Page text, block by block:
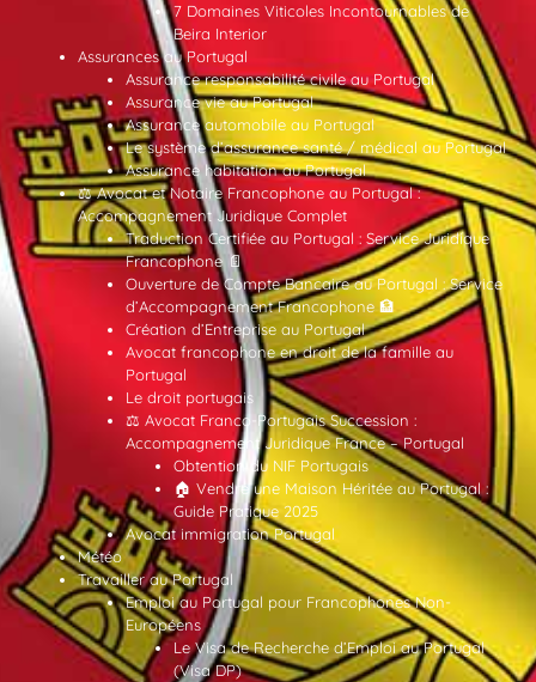
7 Domaines Viticoles Incontournables de
Beira Interior
Assurances au Portugal
Assurance responsabilité civile au Portugal
Assurance vie au Portugal
Assurance automobile au Portugal
Le système d’assurance santé / médical au Portugal
Assurance habitation au Portugal
⚖️ Avocat et Notaire Francophone au Portugal :
Accompagnement Juridique Complet
Traduction Certifiée au Portugal : Service Juridique
Francophone 📄
Ouverture de Compte Bancaire au Portugal : Service
d’Accompagnement Francophone 🏦
Création d’Entreprise au Portugal
Avocat francophone en droit de la famille au
Portugal
Le droit portugais
⚖️ Avocat Franco-Portugais Succession :
Accompagnement Juridique France – Portugal
Obtention du NIF Portugais
🏠 Vendre une Maison Héritée au Portugal :
Guide Pratique 2025
Avocat immigration Portugal
Météo
Travailler au Portugal
Emploi au Portugal pour Francophones Non-
Européens
Le Visa de Recherche d’Emploi au Portugal
(Visa DP)